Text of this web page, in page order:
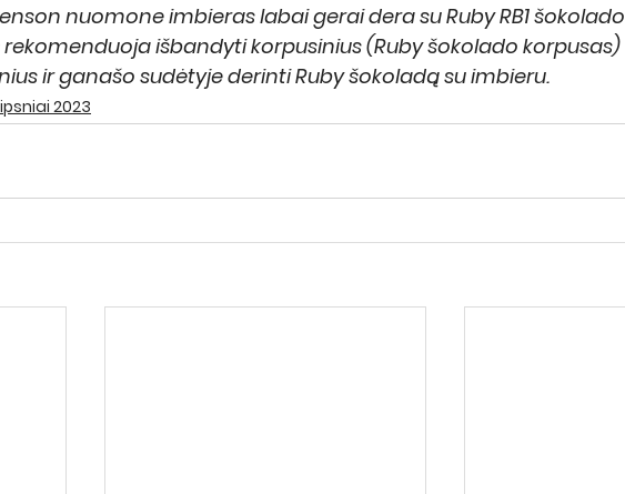
nuomone imbieras labai gerai dera su Ruby RB1 šokolado
rekomenduoja išbandyti korpusinius (Ruby šokolado korpusas)
ir ganašo sudėtyje derinti Ruby šokoladą su imbieru.
2023